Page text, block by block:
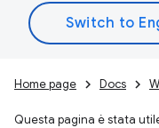
Home page Docs
Questa pagina è stata